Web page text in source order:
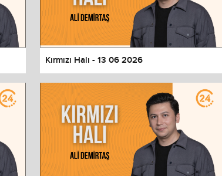
Kırmızı Halı - 13 06 2026